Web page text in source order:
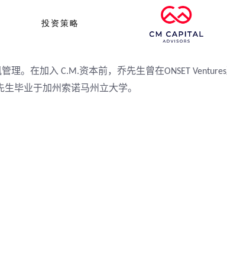
投资策略
理。在加入 C.M.资本前，乔先生曾在ONSET Ventures
生毕业于加州索诺马州立大学。